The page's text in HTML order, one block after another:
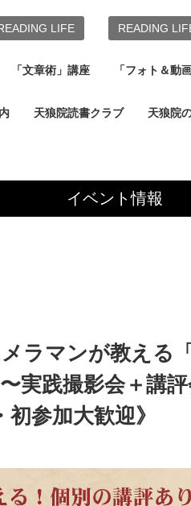
「文章術」講座 「フォト＆動
天狼院読書クラブ 天狼院
LIFE READING
イベント情報
ラマンが教える
実践撮影会＋講評
参加大歓迎》